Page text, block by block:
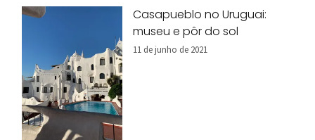
Casapueblo no Uruguai:
museu e pôr do sol
11 de junho de 2021